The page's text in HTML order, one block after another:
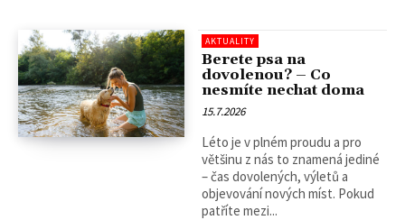
AKTUALITY
Berete psa na
dovolenou? – Co
nesmíte nechat doma
15.7.2026
Léto je v plném proudu a pro
většinu z nás to znamená jediné
– čas dovolených, výletů a
objevování nových míst. Pokud
patříte mezi...